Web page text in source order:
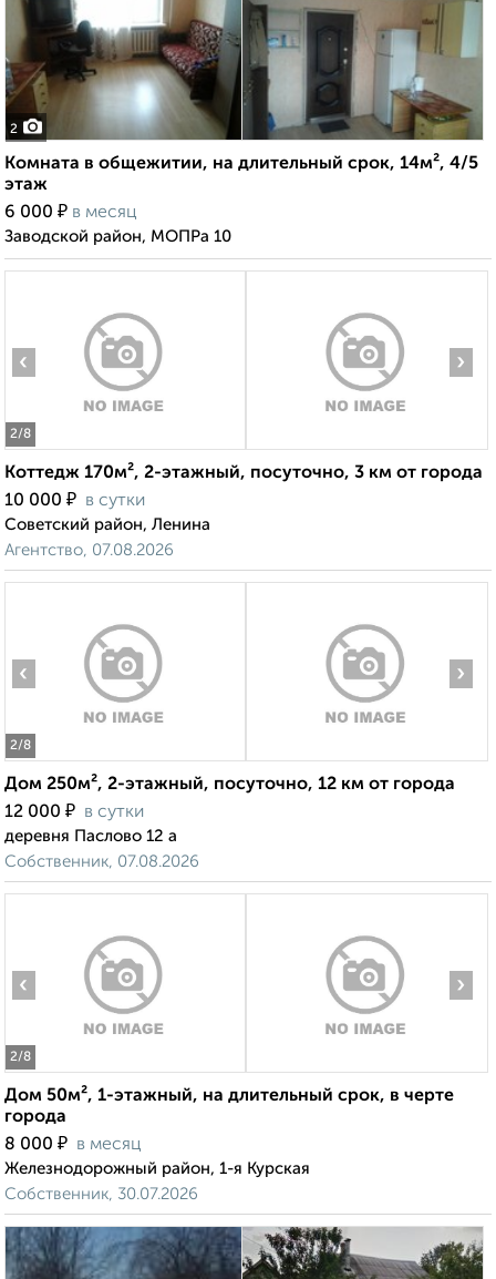
2
Комната в общежитии, на длительный срок, 14м², 4/5
этаж
6 000 ₽ в месяц
Заводской район, МОПРа 10
2/8
‹ ›
Коттедж 170м², 2-этажный, посуточно, 3 км от города
10 000 ₽ в сутки
Советский район, Ленина
Агентство, 07.08.2026
2/8
‹ ›
Дом 250м², 2-этажный, посуточно, 12 км от города
12 000 ₽ в сутки
деревня Паслово 12 а
Собственник, 07.08.2026
2/8
‹ ›
Дом 50м², 1-этажный, на длительный срок, в черте
города
8 000 ₽ в месяц
Железнодорожный район, 1-я Курская
Собственник, 30.07.2026